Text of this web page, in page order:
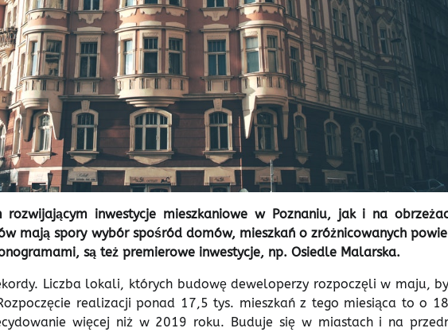
inwestycje mieszkaniowe w Poznaniu, jak i na
mają spory wybór spośród domów, mieszkań o zróżnicowanych
są też premierowe inwestycje, np. Osiedle Malarska.
Liczba lokali, których budowę deweloperzy rozpoczęli w maju,
realizacji ponad 17,5 tys. mieszkań z tego miesiąca to o
więcej niż w 2019 roku. Buduje się w miastach i na